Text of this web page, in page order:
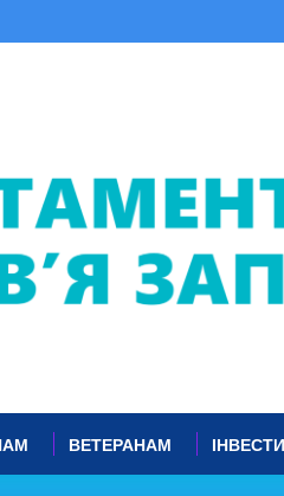
ВЕТЕРАНАМ